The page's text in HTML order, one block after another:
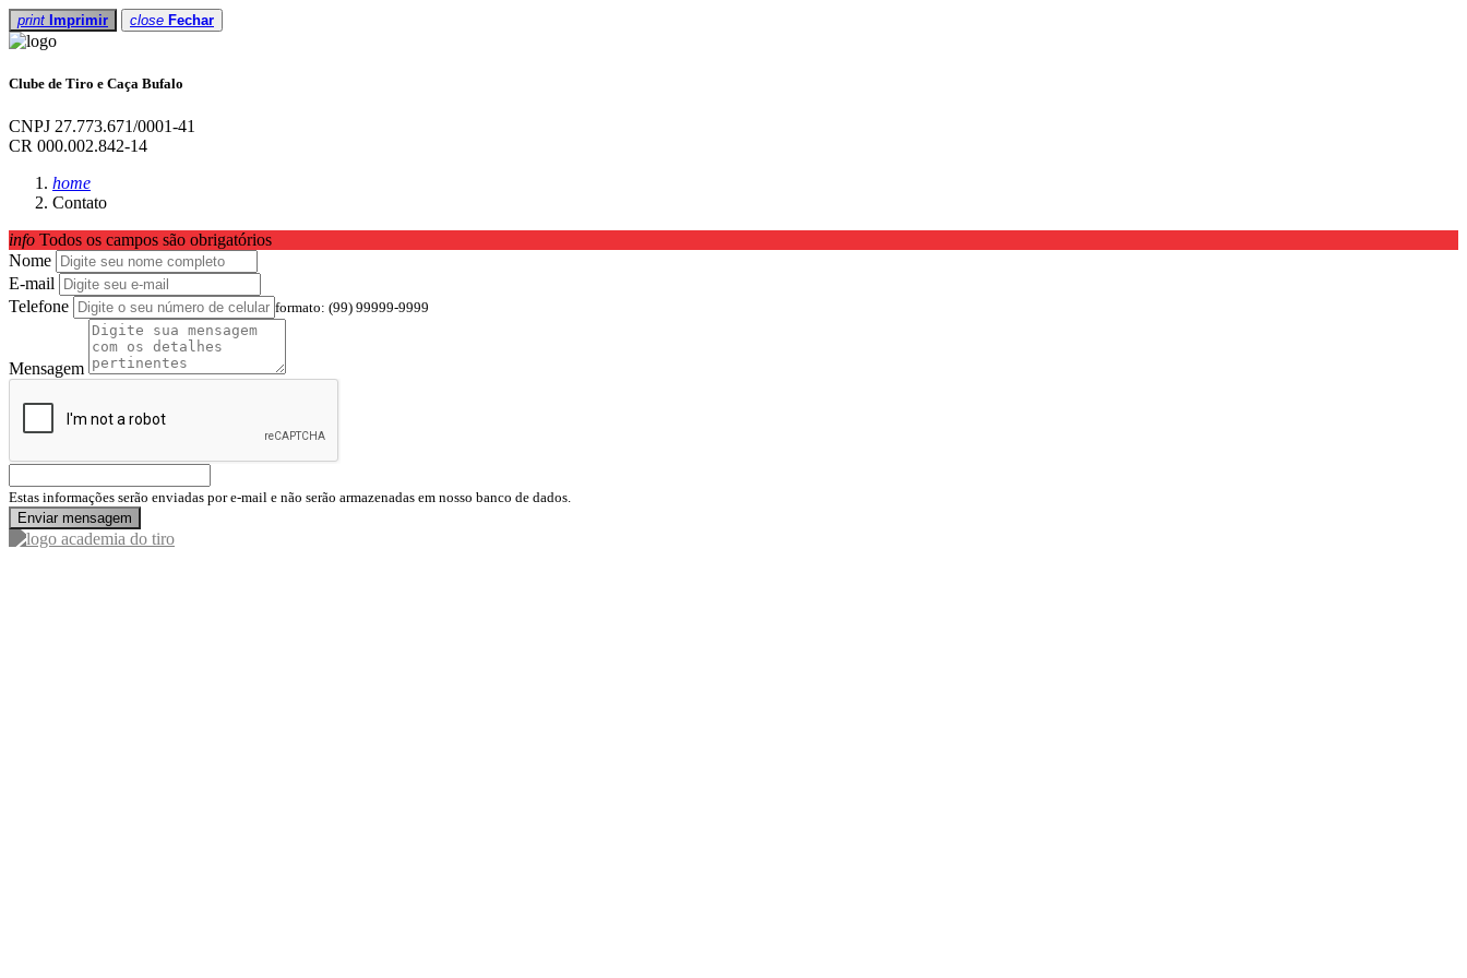
print Imprimir close Fechar
Clube de Tiro e Caça Bufalo
CNPJ 27.773.671/0001-41
CR 000.002.842-14
home
Contato
info Todos os campos são obrigatórios
Nome
E-mail
Telefone
formato: (99) 99999-9999
Mensagem
Estas informações serão enviadas por e-mail e não serão armazenadas em nosso banco de dados.